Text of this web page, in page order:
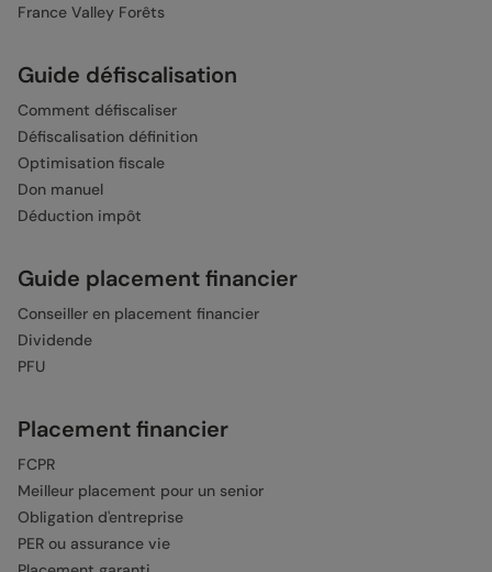
France Valley Forêts
Guide défiscalisation
Comment défiscaliser
Défiscalisation définition
Optimisation fiscale
Don manuel
Déduction impôt
Guide placement financier
Conseiller en placement financier
Dividende
PFU
Placement financier
FCPR
Meilleur placement pour un senior
Obligation d'entreprise
PER ou assurance vie